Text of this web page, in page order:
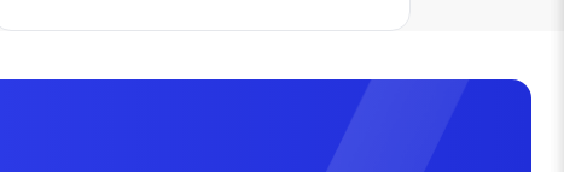
faire un